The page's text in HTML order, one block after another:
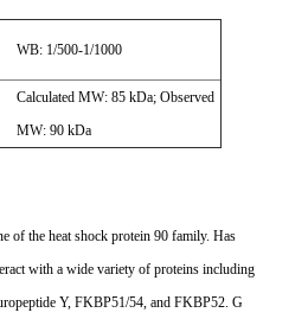
WB: 1/500-1/1000
Calculated MW: 85 kDa; Observed
MW: 90 kDa
of the heat shock protein 90 family. Has
with a wide variety of proteins including
Y, FKBP51/54, and FKBP52. G